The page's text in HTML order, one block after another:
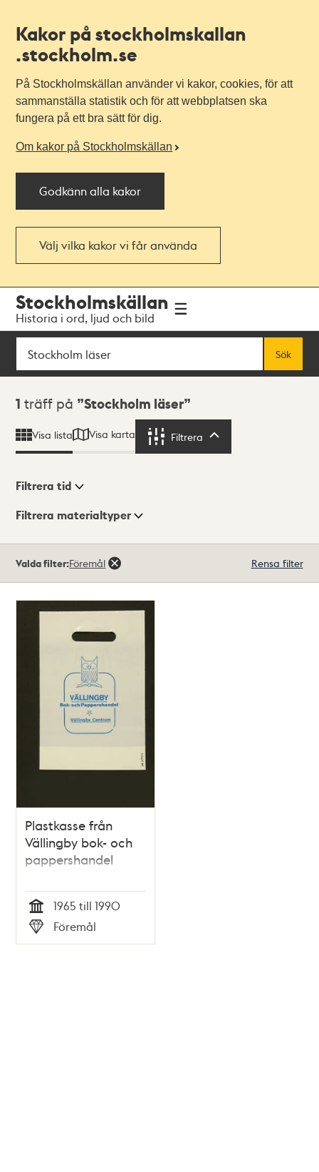
Kakor på stockholmskallan
.stockholm.se
På Stockholmskällan använder vi kakor, cookies, för att
sammanställa statistik och för att webbplatsen ska
fungera på ett bra sätt för dig.
Om kakor på Stockholmskällan
Godkänn alla kakor
Välj vilka kakor vi får använda
navigationen
huvudinnehållet
Stockholmskällan
Historia i ord, ljud och bild
Sök
Sök
Sökresultat
1 träff på Stockholm läser
Visa lista Visa karta Filtrera
Visningsläge
Filtrera tid
Filtrera materialtyper
träffar
Valda filter:Föremål Rensa filter
Plastkasse från
Vällingby bok- och
pappershandel
Tid
1965 till 1990
Typ
Föremål